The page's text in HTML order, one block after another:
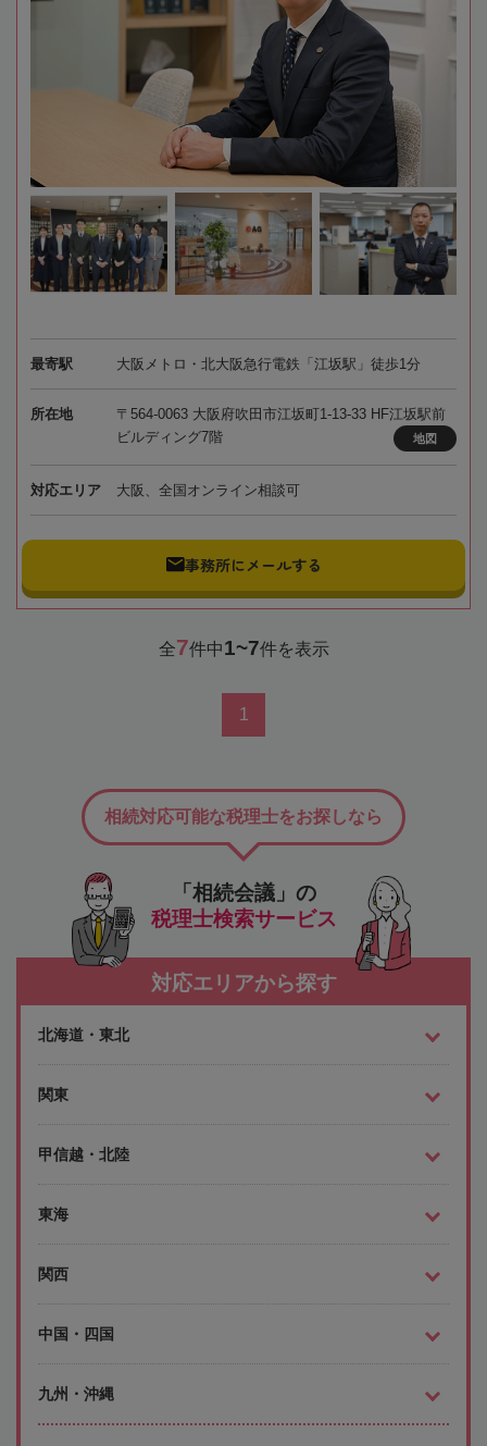
最寄駅 大阪メトロ・北大阪急行電鉄「江坂駅」徒歩1分
所在地
〒564-0063 大阪府吹田市江坂町1-13-33 HF江坂駅前
ビルディング7階
地図
対応エリア 大阪、全国オンライン相談可
事務所にメールする
全7件中1~7件を表示
1
「相続会議」の
税理士検索サービス
相続対応可能な税理士をお探しなら
対応エリアから探す
北海道・東北
関東
甲信越・北陸
東海
関西
中国・四国
九州・沖縄